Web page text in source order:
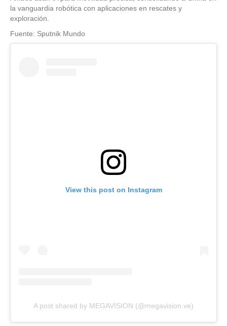
la vanguardia robótica con aplicaciones en rescates y
exploración.
Fuente: Sputnik Mundo
View this post on Instagram
A post shared by MEGAVISION (@megavision.ve)